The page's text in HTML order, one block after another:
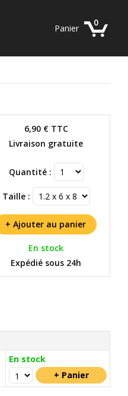
0
Panier
6,90 €TTC
Livraison gratuite
Quantité :
Taille :
En stock
Expédié sous 24h
En stock